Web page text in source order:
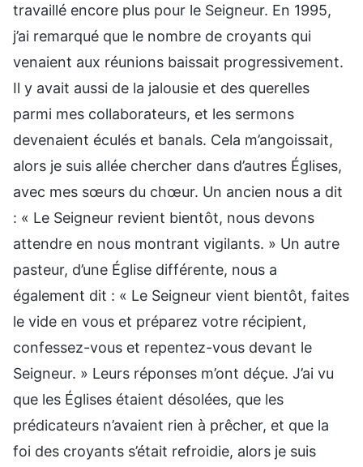
travaillé encore plus pour le Seigneur. En 1995,
j’ai remarqué que le nombre de croyants qui
venaient aux réunions baissait progressivement.
Il y avait aussi de la jalousie et des querelles
parmi mes collaborateurs, et les sermons
devenaient éculés et banals. Cela m’angoissait,
alors je suis allée chercher dans d’autres Églises,
avec mes sœurs du chœur. Un ancien nous a dit
: « Le Seigneur revient bientôt, nous devons
attendre en nous montrant vigilants. » Un autre
pasteur, d’une Église différente, nous a
également dit : « Le Seigneur vient bientôt, faites
le vide en vous et préparez votre récipient,
confessez-vous et repentez-vous devant le
Seigneur. » Leurs réponses m’ont déçue. J’ai vu
que les Églises étaient désolées, que les
prédicateurs n’avaient rien à prêcher, et que la
foi des croyants s’était refroidie, alors je suis